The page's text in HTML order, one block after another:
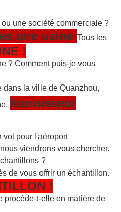
une société commerciale ?
une usine Tous les
!
? Comment puis-je vous
dans la ville de Quanzhou,
fournisseur
vol pour l'aéroport
viendrons vous chercher.
?
de vous offrir un échantillon.
!
procède-t-elle en matière de